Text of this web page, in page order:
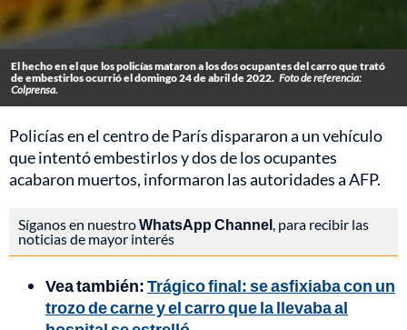
El hecho en el que los policías mataron a los dos ocupantes del carro que trató
de embestirlos ocurrió el domingo 24 de abril de 2022. Foto de referencia:
Colprensa.
Policías en el centro de París dispararon a un vehículo
que intentó embestirlos y dos de los ocupantes
acabaron muertos, informaron las autoridades a AFP.
Síganos en nuestroWhatsApp Channel, para recibir las
noticias de mayor interés
Vea también:Trágico final: se asfixiaba con un
trozo de carne y el carro que la llevaba al